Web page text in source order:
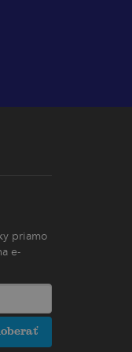
priamo
e-